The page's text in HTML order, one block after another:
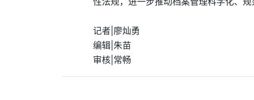
记者|廖灿勇
编辑|朱苗
审核|常畅